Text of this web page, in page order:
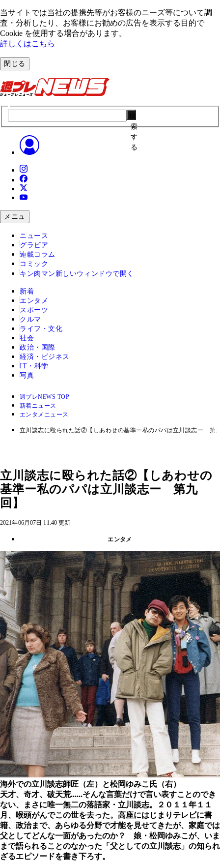
当サイトでは当社の提携先等がお客様のニーズ等について調
査・分析したり、お客様にお勧めの広告を表⽰する⽬的で
Cookie を使⽤する場合があります。
詳しくはこちら
閉じる
索
す
る
メニュ
ニュース
グラビア
連載コラム
コミック
キン肉マン 新しいウィンドウで開く
新着
エンタメ
スポーツ
クルマ
ライフ・文化
社会
政治・国際
経済・ビジネス
IT・科学
写真
週プレNEWS TOP
新着ニュース
エンタメニュース
立川談志に殴られた話②【しあわせの基準ー私のパパは立川談志ー 第
立川談志に殴られた話②【しあわせの
基準ー私のパパは立川談志ー 第九
回】
2021年06月07日 11:40 更新
エンタメ
海外での立川談志師匠（左）と松岡ゆみこ氏（右）
天才、奇才、破天荒......そんな言葉だけで言い表すことのでき
ない、まさに唯一無二の落語家・立川談志。２０１１年１１
月、喉頭がんでこの世を去った。高座にはじまりテレビに書
籍、政治まで、あらゆる分野で才能を見せてきたが、家庭では
父としてどんな一面があったのか？ 娘・松岡ゆみこが、いま
まで語られることのなかった「父としての立川談志」の知られ
ざるエピソードを書き下ろす。